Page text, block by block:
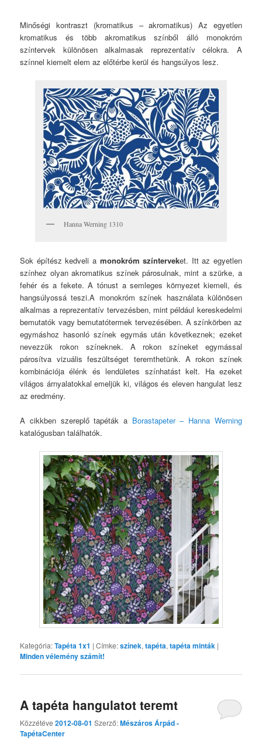
Minőségi kontraszt (kromatikus – akromatikus) Az egyetlen
kromatikus és több akromatikus színből álló monokróm
színtervek különösen alkalmasak reprezentatív célokra. A
színnel kiemelt elem az előtérbe kerül és hangsúlyos lesz.
Hanna Werning 1310
Sok építész kedveli a monokróm színterveket. Itt az egyetlen
színhez olyan akromatikus színek párosulnak, mint a szürke, a
fehér és a fekete. A tónust a semleges környezet kiemeli, és
hangsúlyossá teszi.A monokróm színek használata különösen
alkalmas a reprezentatív tervezésben, mint például kereskedelmi
bemutatók vagy bemutatótermek tervezésében. A színkörben az
egymáshoz hasonló színek egymás után következnek; ezeket
nevezzük rokon színeknek. A rokon színeket egymással
párosítva vizuális feszültséget teremthetünk. A rokon színek
kombinációja élénk és lendületes színhatást kelt. Ha ezeket
világos árnyalatokkal emeljük ki, világos és eleven hangulat lesz
az eredmény.
A cikkben szereplő tapéták a Borastapeter – Hanna Werning
katalógusban találhatók.
Kategória:Tapéta 1x1 |Címke:színek,tapéta,tapéta minták |
Minden vélemény számít!
A tapéta hangulatot teremt
Közzétéve2012-08-01 Szerző:Mészáros Árpád -
TapétaCenter